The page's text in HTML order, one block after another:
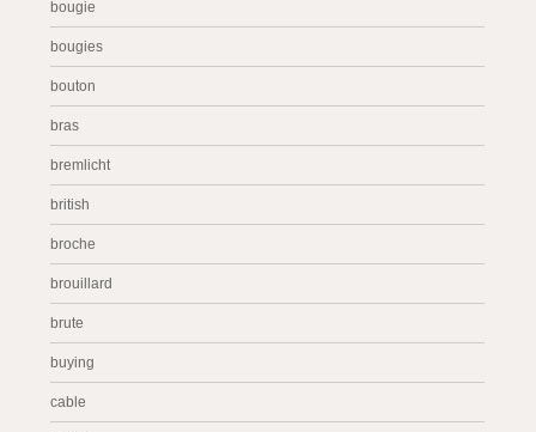
bougie
bougies
bouton
bras
bremlicht
british
broche
brouillard
brute
buying
cable